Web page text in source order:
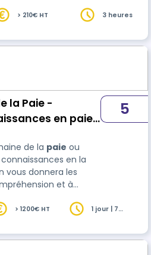
> 210€ HT 3 heures
la Paie -
en paie
de la paie ou
en la
et à
démonstratives afin
5
> 1200€ HT
1 jour | 7